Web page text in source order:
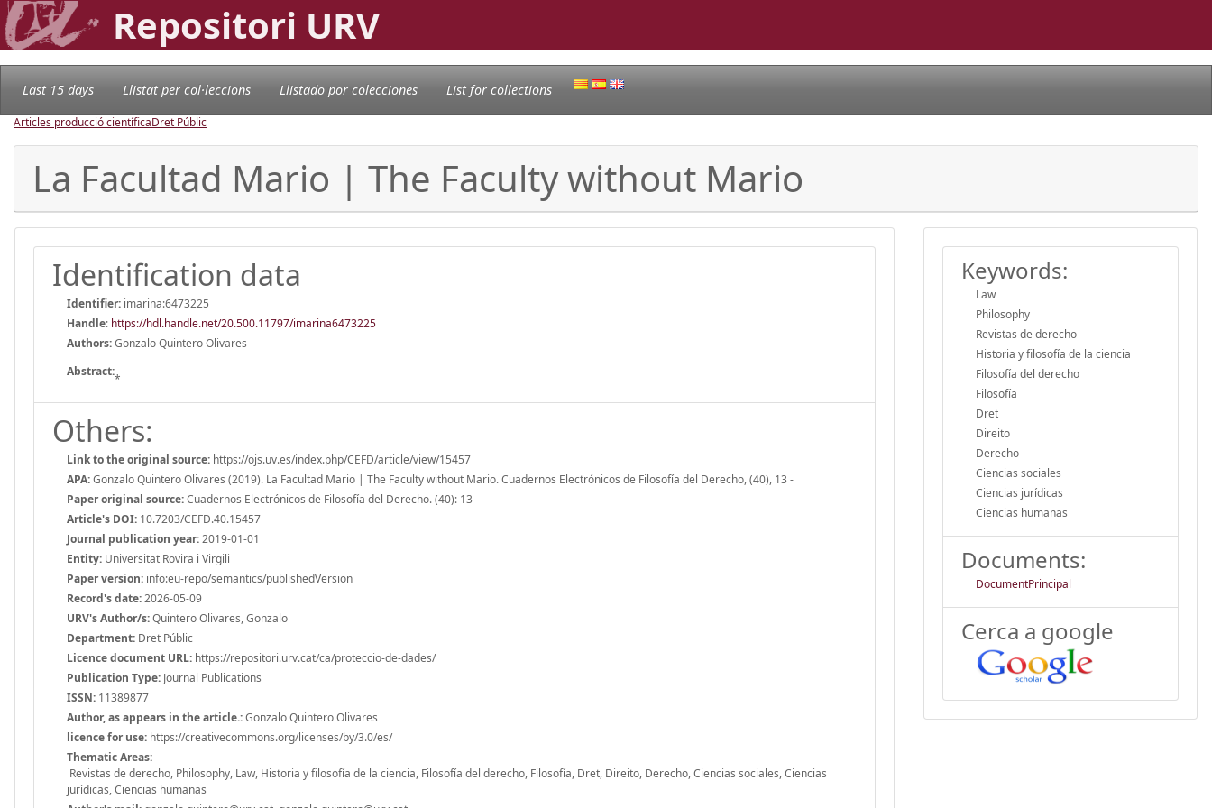
Repositori URV
Last 15 days Llistat per col·leccions Llistado por colecciones List for collections
Articles producció científicaDret Públic
La Facultad Mario | The Faculty without Mario
Identification data
Identifier: imarina:6473225
Handle: https://hdl.handle.net/20.500.11797/imarina6473225
Authors:Gonzalo Quintero Olivares
Abstract:
*
Others:
Link to the original source: https://ojs.uv.es/index.php/CEFD/article/view/15457
APA:Gonzalo Quintero Olivares (2019). La Facultad Mario | The Faculty without Mario. Cuadernos Electrónicos de Filosofía del Derecho, (40), 13 -
Paper original source:Cuadernos Electrónicos de Filosofía del Derecho. (40): 13 -
Article's DOI: 10.7203/CEFD.40.15457
Journal publication year:2019-01-01
Entity: Universitat Rovira i Virgili
Paper version: info:eu-repo/semantics/publishedVersion
Record's date:2026-05-09
URV's Author/s:Quintero Olivares, Gonzalo
Department: Dret Públic
Licence document URL: https://repositori.urv.cat/ca/proteccio-de-dades/
Publication Type: Journal Publications
ISSN: 11389877
Author, as appears in the article.:Gonzalo Quintero Olivares
licence for use: https://creativecommons.org/licenses/by/3.0/es/
Thematic Areas:
Revistas de derecho, Philosophy, Law, Historia y filosofía de la ciencia, Filosofía del derecho, Filosofía, Dret, Direito, Derecho, Ciencias sociales, Ciencias
jurídicas, Ciencias humanas
Keywords:
Law
Philosophy
Revistas de derecho
Historia y filosofía de la ciencia
Filosofía del derecho
Filosofía
Dret
Direito
Derecho
Ciencias sociales
Ciencias jurídicas
Ciencias humanas
Documents:
DocumentPrincipal
Cerca a google